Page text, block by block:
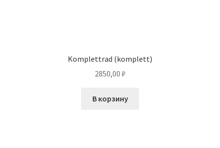
Komplettrad (komplett)
2850,00 ₽
В корзину